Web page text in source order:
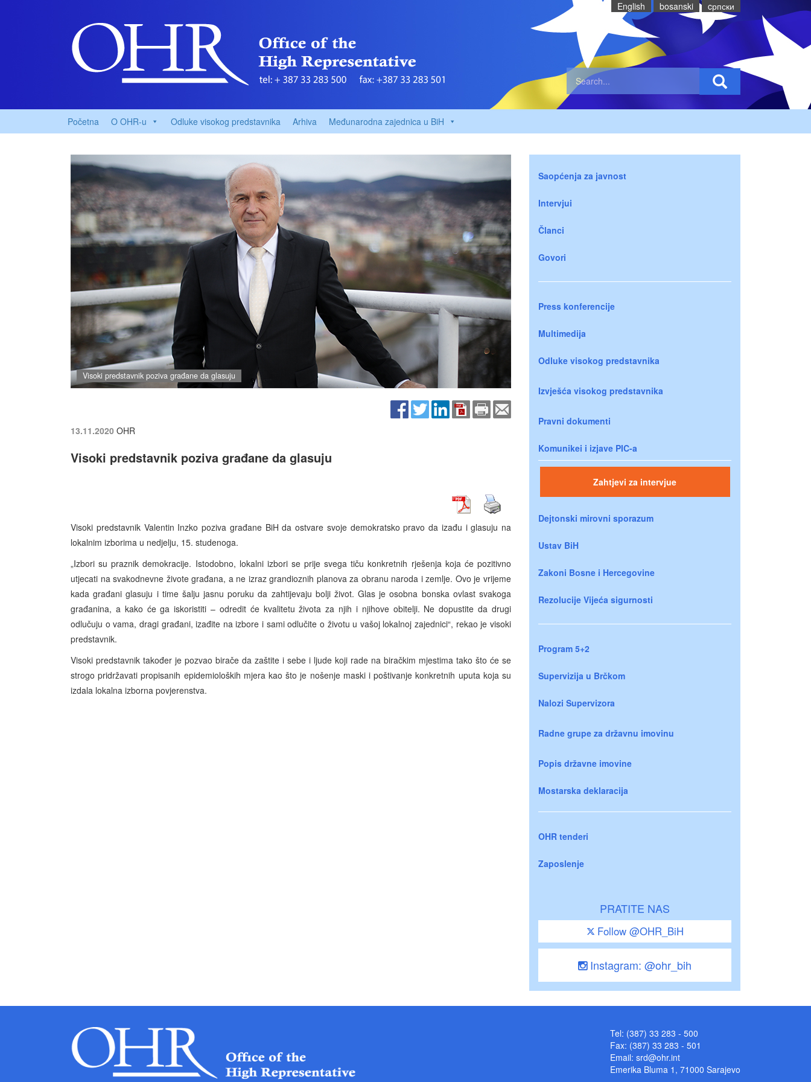
English bosanski cрпски
Početna O OHR-u Odluke visokog predstavnika Arhiva Međunarodna zajednica u BiH
Visoki predstavnik poziva građane da glasuju
13.11.2020 OHR
Visoki predstavnik poziva građane da glasuju
Visoki predstavnik Valentin Inzko poziva građane BiH da ostvare svoje demokratsko pravo da izađu i glasuju na
lokalnim izborima u nedjelju, 15. studenoga.
„Izbori su praznik demokracije. Istodobno, lokalni izbori se prije svega tiču konkretnih rješenja koja će pozitivno
utjecati na svakodnevne živote građana, a ne izraz grandioznih planova za obranu naroda i zemlje. Ovo je vrijeme
kada građani glasuju i time šalju jasnu poruku da zahtijevaju bolji život. Glas je osobna bonska ovlast svakoga
građanina, a kako će ga iskoristiti – odredit će kvalitetu života za njih i njihove obitelji. Ne dopustite da drugi
odlučuju o vama, dragi građani, izađite na izbore i sami odlučite o životu u vašoj lokalnoj zajednici“, rekao je visoki
predstavnik.
Visoki predstavnik također je pozvao birače da zaštite i sebe i ljude koji rade na biračkim mjestima tako što će se
strogo pridržavati propisanih epidemioloških mjera kao što je nošenje maski i poštivanje konkretnih uputa koja su
izdala lokalna izborna povjerenstva.
Saopćenja za javnost
Intervjui
Članci
Govori
Press konferencije
Multimedija
Odluke visokog predstavnika
Izvješća visokog predstavnika
Pravni dokumenti
Komunikei i izjave PIC-a
Zahtjevi za intervjue
Dejtonski mirovni sporazum
Ustav BiH
Zakoni Bosne i Hercegovine
Rezolucije Vijeća sigurnosti
Program 5+2
Supervizija u Brčkom
Nalozi Supervizora
Radne grupe za državnu imovinu
Popis državne imovine
Mostarska deklaracija
OHR tenderi
Zaposlenje
PRATITE NAS
Follow @OHR_BiH
Instagram: @ohr_bih
Tel: (387) 33 283 - 500
Fax: (387) 33 283 - 501
Email: srd@ohr.int
Emerika Bluma 1, 71000 Sarajevo